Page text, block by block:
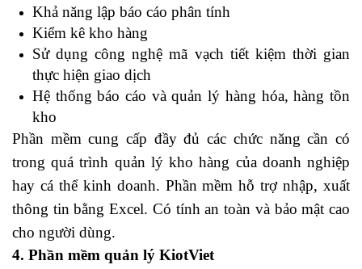
Khả năng lập báo cáo phân tính
Kiểm kê kho hàng
Sử dụng công nghệ mã vạch tiết kiệm thời gian
thực hiện giao dịch
Hệ thống báo cáo và quản lý hàng hóa, hàng tồn
kho
Phần mềm cung cấp đầy đủ các chức năng cần có
trong quá trình quản lý kho hàng của doanh nghiệp
hay cá thể kinh doanh. Phần mềm hỗ trợ nhập, xuất
thông tin bằng Excel. Có tính an toàn và bảo mật cao
cho người dùng.
4. Phần mềm quản lý KiotViet